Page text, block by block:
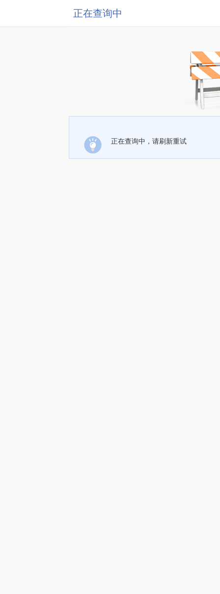
正在查询中
正在查询中，请刷新重试